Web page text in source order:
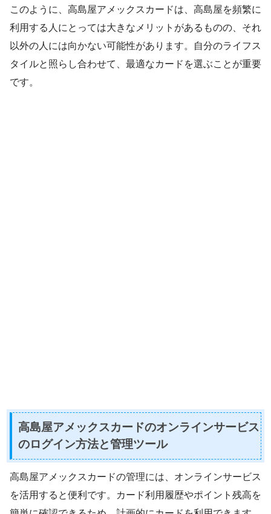
このように、高島屋アメックスカードは、高島屋を頻繁に
利用する人にとっては大きなメリットがあるものの、それ
以外の人には向かない可能性があります。自分のライフス
タイルと照らし合わせて、最適なカードを選ぶことが重要
です。
高島屋アメックスカードのオンラインサービス
のログイン方法と管理ツール
高島屋アメックスカードの管理には、オンラインサービス
を活用すると便利です。カード利用履歴やポイント残高を